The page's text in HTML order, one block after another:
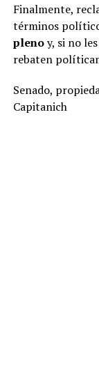
Finalmente,
términos
plenoy, si no
rebaten
Senado,
Capitanich